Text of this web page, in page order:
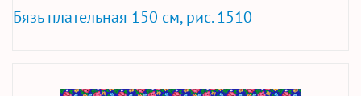
Бязь плательная 150 см, рис. 1510